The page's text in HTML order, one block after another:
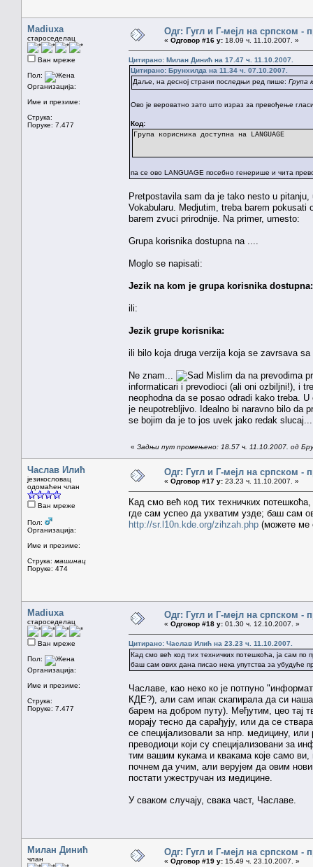
Madiuxa
староседелац
Ван мреже
Пол:
Организација:
Име и презиме:
Струка:
Поруке: 7.477
Одг: Гугл и Г-мејл на српском -
« Одговор #16 у: 18.09 ч. 11.10.2007. »
Цитирано: Милан Динић на 17.47 ч. 11.10.2007.
Цитирано: Брунхилда на 11.34 ч. 07.10.2007.
Даље, на десној страни последњи ред пише: Група
Ово је вероватно зато што израз за превођење
Код:
Група корисника доступна на LANGUAGE
па се ово LANGUAGE посебно генерише и чита
Pretpostavila sam da je tako nesto u
Vokabularu. Medjutim, treba barem
barem zvuci prirodnije. Na primer, umesto:
Grupa korisnika dostupna na ....
Moglo se napisati:
Jezik na kom je grupa korisnika dostupna:
ili:
Jezik grupe korisnika:
ili bilo koja druga verzija koja se zavrsava
Ne znam...
Mislim da na prevodima
informaticari i prevodioci (ali oni ozbiljni!), i
neophodna da se posao odradi kako treba.
je neupotrebljivo. Idealno bi naravno bilo da
se bojim da je to jos uvek jako redak slucaj...
« Задњи пут промењено: 18.57 ч. 11.10.2007. од
Часлав Илић
језикословац
одомаћен члан
Ван мреже
Пол:
Организација:
Име и презиме:
Струка: машинац
Поруке: 474
Одг: Гугл и Г-мејл на српском -
« Одговор #17 у: 23.23 ч. 11.10.2007. »
Кад смо већ код тих техничких
где сам успео да ухватим узде; баш сам
http://sr.l10n.kde.org/zihzah.php (можете ме
Madiuxa
староседелац
Ван мреже
Пол:
Организација:
Име и презиме:
Струка:
Поруке: 7.477
Одг: Гугл и Г-мејл на српском -
« Одговор #18 у: 01.30 ч. 12.10.2007. »
Цитирано: Часлав Илић на 23.23 ч. 11.10.2007.
Кад смо већ код тих техничких потешкоћа, ја сам
баш сам ових дана писао нека упутства за убудуће
Чаславе, као неко ко је потпуно
КДЕ?), али сам ипак скапирала да си
барем на добром путу). Међутим, цео тај
морају тесно да сарађују, или да се
се специјализовали за нпр. медицину,
преводиоци који су специјализовани за
тим вашим кукама и квакама које само
почнем да учим, али верујем да овим
постати ужестручан из медицине.
У сваком случају, свака част, Чаславе.
Милан Динић
члан
Одг: Гугл и Г-мејл на српском -
« Одговор #19 у: 15.49 ч. 23.10.2007. »